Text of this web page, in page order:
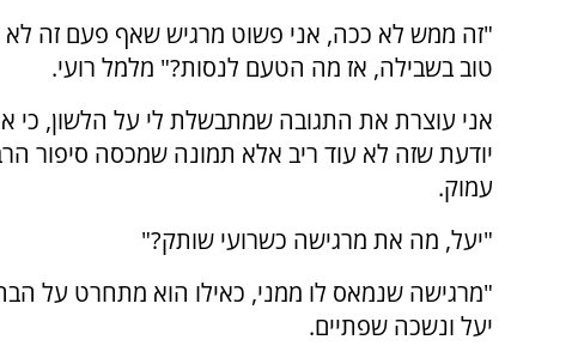
"זה ממש לא ככה, אני פשוט מרגיש שאף פעם זה לא
טוב בשבילה, אז מה הטעם לנסות?" מלמל רועי.
אני עוצרת את התגובה שמתבשלת לי על הלשון, כי
יודעת שזה לא עוד ריב אלא תמונה שמכסה סיפור
עמוק.
"יעל, מה את מרגישה כשרועי שותק?"
"מרגישה שנמאס לו ממני, כאילו הוא מתחרט על
יעל ונשכה שפתיים.